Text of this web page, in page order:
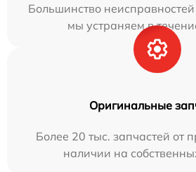
Большинство
мы устраняем в
Оригинальные
Более 20 тыс. запчастей от
наличии на